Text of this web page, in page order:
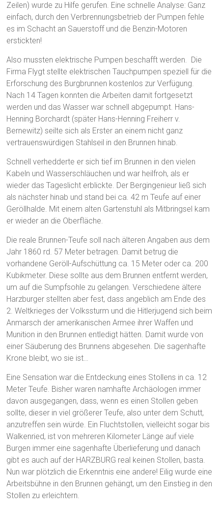
Zeilen) wurde zu Hilfe gerufen. Eine schnelle Analyse: Ganz
einfach, durch den Verbrennungsbetrieb der Pumpen fehle
es im Schacht an Sauerstoff und die Benzin-Motoren
erstickten!
Also mussten elektrische Pumpen beschafft werden. Die
Firma Flygt stellte elektrischen Tauchpumpen speziell für die
Erforschung des Burgbrunnen kostenlos zur Verfügung.
Nach 14 Tagen konnten die Arbeiten damit fortgesetzt
werden und das Wasser war schnell abgepumpt. Hans-
Henning Borchardt (später Hans-Henning Freiherr v.
Bernewitz) seilte sich als Erster an einem nicht ganz
vertrauenswürdigen Stahlseil in den Brunnen hinab.
Schnell verhedderte er sich tief im Brunnen in den vielen
Kabeln und Wasserschläuchen und war heilfroh, als er
wieder das Tageslicht erblickte. Der Bergingenieur ließ sich
als nächster hinab und stand bei ca. 42 m Teufe auf einer
Geröllhalde. Mit einem alten Gartenstuhl als Mitbringsel kam
er wieder an die Oberfläche.
Die reale Brunnen-Teufe soll nach älteren Angaben aus dem
Jahr 1860 rd. 57 Meter betragen. Damit betrug die
vorhandene Geröll-Aufschüttung ca. 15 Meter oder ca. 200
Kubikmeter. Diese sollte aus dem Brunnen entfernt werden,
um auf die Sumpfsohle zu gelangen. Verschiedene ältere
Harzburger stellten aber fest, dass angeblich am Ende des
2. Weltkrieges der Volkssturm und die Hitlerjugend sich beim
Anmarsch der amerikanischen Armee ihrer Waffen und
Munition in den Brunnen entledigt hätten. Damit wurde von
einer Säuberung des Brunnens abgesehen. Die sagenhafte
Krone bleibt, wo sie ist…
Eine Sensation war die Entdeckung eines Stollens in ca. 12
Meter Teufe. Bisher waren namhafte Archäologen immer
davon ausgegangen, dass, wenn es einen Stollen geben
sollte, dieser in viel größerer Teufe, also unter dem Schutt,
anzutreffen sein würde. Ein Fluchtstollen, vielleicht sogar bis
Walkenried, ist von mehreren Kilometer Länge auf viele
Burgen immer eine sagenhafte Überlieferung und danach
gibt es auch auf der HARZBURG real keinen Stollen, basta.
Nun war plötzlich die Erkenntnis eine andere! Eilig wurde eine
Arbeitsbühne in den Brunnen gehängt, um den Einstieg in den
Stollen zu erleichtern.